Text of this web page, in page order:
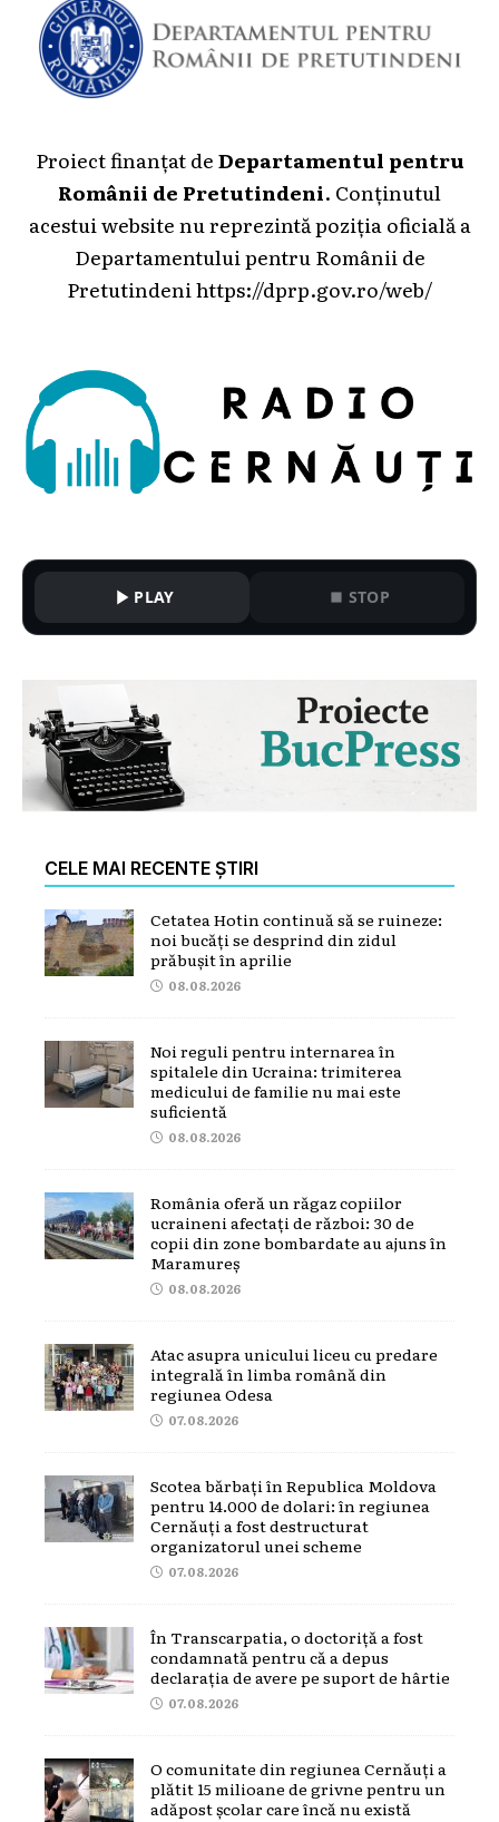
Proiect finanțat deDepartamentul pentru
Românii de Pretutindeni. Conținutul
acestui website nu reprezintă poziția oficială a
Departamentului pentru Românii de
Pretutindeni https://dprp.gov.ro/web/
PLAY STOP
CELE MAI RECENTE ȘTIRI
Cetatea Hotin continuă să se ruineze:
noi bucăți se desprind din zidul
prăbușit în aprilie
08.08.2026
Noi reguli pentru internarea în
spitalele din Ucraina: trimiterea
medicului de familie nu mai este
suficientă
08.08.2026
România oferă un răgaz copiilor
ucraineni afectați de război: 30 de
copii din zone bombardate au ajuns în
Maramureș
08.08.2026
Atac asupra unicului liceu cu predare
integrală în limba română din
regiunea Odesa
07.08.2026
Scotea bărbați în Republica Moldova
pentru 14.000 de dolari: în regiunea
Cernăuți a fost destructurat
organizatorul unei scheme
07.08.2026
În Transcarpatia, o doctoriță a fost
condamnată pentru că a depus
declarația de avere pe suport de hârtie
07.08.2026
O comunitate din regiunea Cernăuți a
plătit 15 milioane de grivne pentru un
adăpost școlar care încă nu există